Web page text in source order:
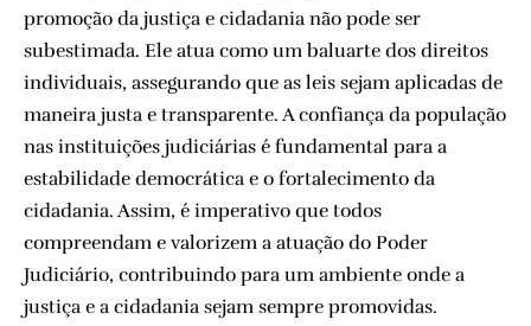
promoção da justiça e cidadania não pode ser
subestimada. Ele atua como um baluarte dos direitos
individuais, assegurando que as leis sejam aplicadas de
maneira justa e transparente. A confiança da população
nas instituições judiciárias é fundamental para a
estabilidade democrática e o fortalecimento da
cidadania. Assim, é imperativo que todos
compreendam e valorizem a atuação do Poder
Judiciário, contribuindo para um ambiente onde a
justiça e a cidadania sejam sempre promovidas.